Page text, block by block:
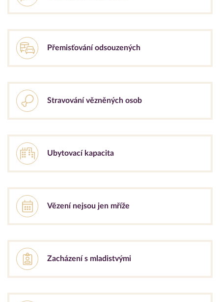
Přemisťování odsouzených
Stravování vězněných osob
Ubytovací kapacita
Vězení nejsou jen mříže
Zacházení s mladistvými